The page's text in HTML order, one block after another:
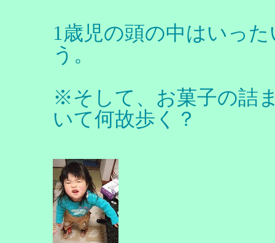
1歳児の頭の中はいっ
う。
※そして、お菓子の詰
いて何故歩く？